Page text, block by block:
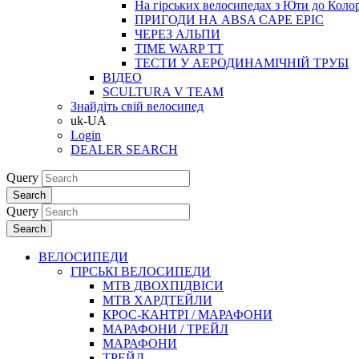
На гірських велосипедах з Юти до
ПРИГОДИ НА ABSA CAPE EPIC
ЧЕРЕЗ АЛЬПИ
TIME WARP TT
ТЕСТИ У АЕРОДИНАМІЧНІЙ ТРУБІ
ВІДЕО
SCULTURA V TEAM
Знайдіть свій велосипед
uk-UA
Login
DEALER SEARCH
Query
Search
Query
Search
ВЕЛОСИПЕДИ
ГІРСЬКІ ВЕЛОСИПЕДИ
MTB ДВОХПIДВIСИ
MTB ХАРДТЕЙЛИ
КРОС-КАНТРI / МАРАФОНИ
МАРАФОНИ / ТРЕЙЛ
МАРАФОНИ